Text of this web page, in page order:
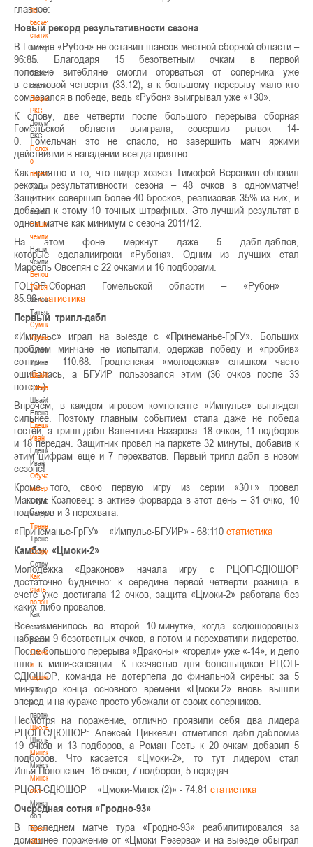
по
баскетбольной
статистике
Материалы
по
баскетбольной
статистике
Документы
РКС
Документы
РКС
Положение
о
переходах
Положение
о
переходах
Наши
чемпионы
Наши
чемпионы
Белошапко
Татьяна
Белошапко
Татьяна
Сумникова
Ирина
Сумникова
Ирина
Швайбович
Елена
Швайбович
Елена
Едешко
Иван
Едешко
Иван
Обучающие
материалы
Обучающие
материалы
Тренерам
Тренерам
Сотрудничество
Сотрудничество
Как
стать
волонтером
Как
стать
волонтером
Спонсоры
и
партнеры
Спонсоры
и
партнеры
Школы
Школы
Минск
Минск
Минская
обл
Минская
обл
Брестская
обл
главное:
Новый рекорд результативности сезона
В Гомеле «Рубон» не оставил шансов местной сборной области –
96:85. Благодаря 15 безответным очкам в первой
половине витебляне смогли оторваться от соперника уже
в стартовой четверти (33:12), а к большому перерыву мало кто
сомневался в победе, ведь «Рубон» выигрывал уже «+30».
К слову, две четверти после большого перерыва сборная
Гомельской области выиграла, совершив рывок 14-
0. Гомельчан это не спасло, но завершить матч яркими
действиями в нападении всегда приятно.
Как приятно и то, что лидер хозяев Тимофей Веревкин обновил
рекорд результативности сезона – 48 очков в одномматче!
Защитник совершил более 40 бросков, реализовав 35% из них, и
добавил к этому 10 точных штрафных. Это лучший результат в
одном матче как минимум с сезона 2011/12.
На этом фоне меркнут даже 5 дабл-даблов,
которые сделалиигроки «Рубона». Одним из лучших стал
Марсель Овсепян с 22 очками и 16 подборами.
ГОЦОР-Сборная Гомельской области – «Рубон» -
85:96статистика
Первый трипл-дабл
«Импульс» играл на выезде с «Принеманье-ГрГУ». Больших
проблем минчане не испытали, одержав победу и «пробив»
сотню – 110:68. Гродненская «молодежка» слишком часто
ошибалась, а БГУИР пользовался этим (36 очков после 33
потерь).
Впрочем, в каждом игровом компоненте «Импульс» выглядел
сильнее. Поэтому главным событием стала даже не победа
гостей, а трипл-дабл Валентина Назарова: 18 очков, 11 подборов
и 18 передач. Защитник провел на паркете 32 минуты, добавив к
этим цифрам еще и 7 перехватов. Первый трипл-дабл в новом
сезоне!
Кроме того, свою первую игру из серии «30+» провел
Максим Козловец: в активе форварда в этот день – 31 очко, 10
подборов и 3 перехвата.
«Принеманье-ГрГУ» – «Импульс-БГУИР» - 68:110 статистика
Камбэк «Цмоки-2»
Молодежка «Драконов» начала игру с РЦОП-СДЮШОР
достаточно буднично: к середине первой четверти разница в
счете уже достигала 12 очков, защита «Цмоки-2» работала без
каких-либо провалов.
Все изменилось во второй 10-минутке, когда «сдюшоровцы»
набрали 9 безответных очков, а потом и перехватили лидерство.
После большого перерыва «Драконы» «горели» уже «-14», и дело
шло к мини-сенсации. К несчастью для болельщиков РЦОП-
СДЮШОР, команда не дотерпела до финальной сирены: за 5
минут до конца основного времени «Цмоки-2» вновь вышли
вперед и на кураже просто убежали от своих соперников.
Несмотря на поражение, отлично проявили себя два лидера
РЦОП-СДЮШОР: Алексей Цинкевич отметился дабл-дабломиз
19 очков и 13 подборов, а Роман Гесть к 20 очкам добавил 5
подборов. Что касается «Цмоки-2», то тут лидером стал
Илья Полоневич: 16 очков, 7 подборов, 5 передач.
РЦОП-СДЮШОР – «Цмоки-Минск (2)» - 74:81 статистика
Очередная сотня «Гродно-93»
В последнем матче тура «Гродно-93» реабилитировался за
домашнее поражение от «Цмоки Резерва» и на выезде обыграл